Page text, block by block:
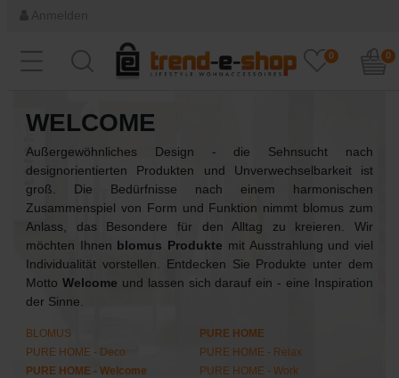
0 0
WELCOME
Außergewöhnliches Design - die Sehnsucht nach
designorientierten Produkten und Unverwechselbarkeit ist
groß. Die Bedürfnisse nach einem harmonischen
Zusammenspiel von Form und Funktion nimmt blomus zum
Anlass, das Besondere für den Alltag zu kreieren. Wir
möchten Ihnen blomus Produkte mit Ausstrahlung und viel
Individualität vorstellen. Entdecken Sie Produkte unter dem
Motto Welcome und lassen sich darauf ein - eine Inspiration
der Sinne.
BLOMUS
PURE HOME
PURE HOME - Deco
PURE HOME - Relax
PURE HOME - Welcome
PURE HOME - Work